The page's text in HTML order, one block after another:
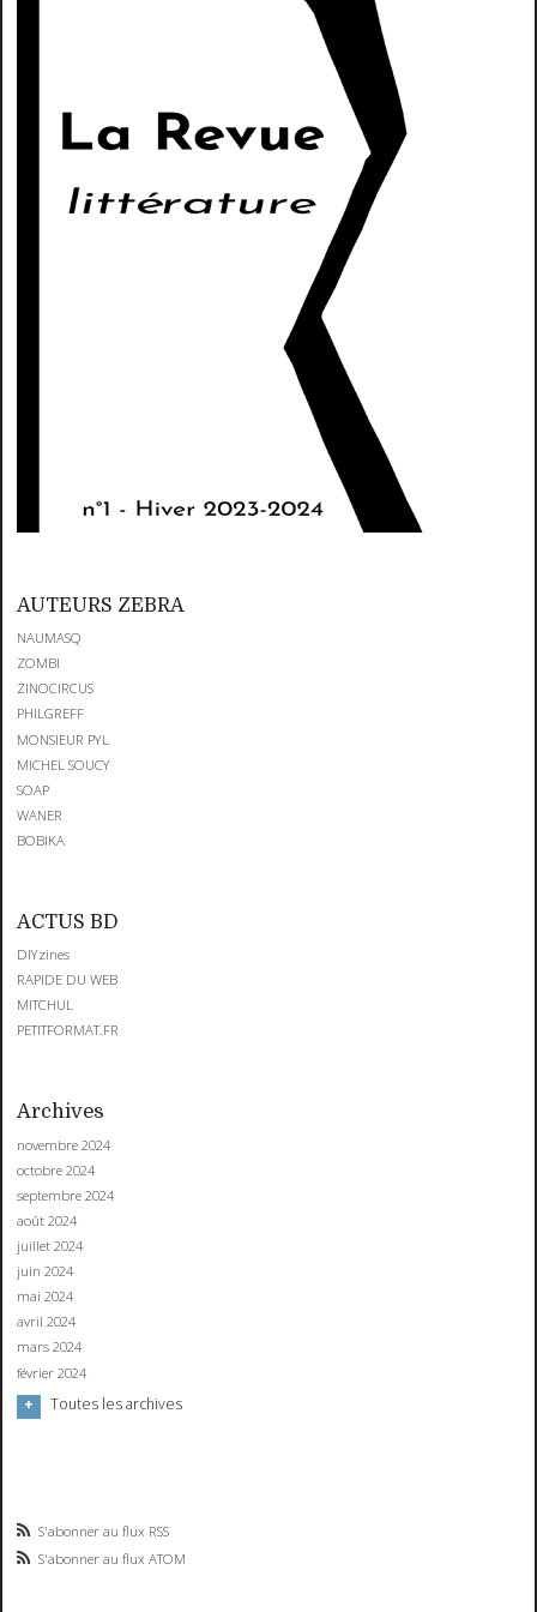
AUTEURS ZEBRA
NAUMASQ
ZOMBI
ZINOCIRCUS
PHILGREFF
MONSIEUR PYL
MICHEL SOUCY
SOAP
WANER
BOBIKA
ACTUS BD
DIYzines
RAPIDE DU WEB
MITCHUL
PETITFORMAT.FR
Archives
novembre 2024
octobre 2024
septembre 2024
août 2024
juillet 2024
juin 2024
mai 2024
avril 2024
mars 2024
février 2024
Toutes les archives
S'abonner au flux RSS
S'abonner au flux ATOM